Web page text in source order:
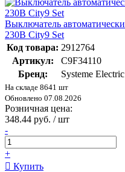
Выключатель
230В City9 Set
Код товара: 2912764
Артикул:
C9F34110
Бренд:
Systeme Electric
На складе 8641 шт
Обновлено 07.08.2026
Розничная цена:
348.44 руб. / шт
-
+
Купить